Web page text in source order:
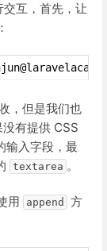
互，首先，让
，但是我们也
有提供 CSS
输入字段，最
textarea 。
用 append
方